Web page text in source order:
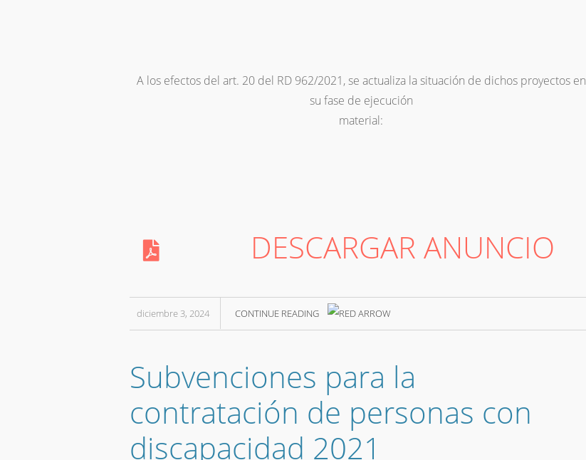
A los efectos del art. 20 del RD 962/2021, se actualiza la situación de dichos proyectos en
su fase de ejecución
material:
DESCARGAR ANUNCIO
diciembre 3, 2024 CONTINUE READING
Subvenciones para la
contratación de personas con
discapacidad 2021